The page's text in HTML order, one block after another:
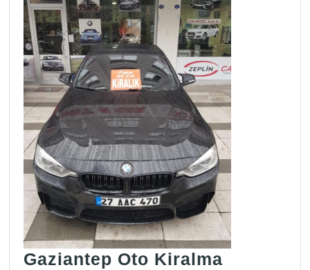
Gaziantep Oto Kiralma